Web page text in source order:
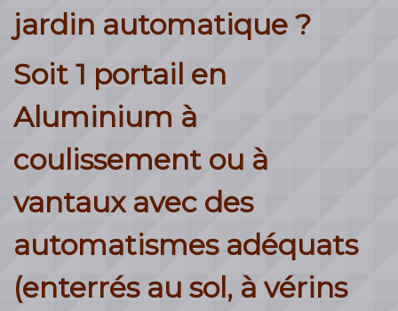
jardin automatique ?
Soit 1 portail en
Aluminium à
coulissement ou à
vantaux avec des
automatismes adéquats
(enterrés au sol, à vérins